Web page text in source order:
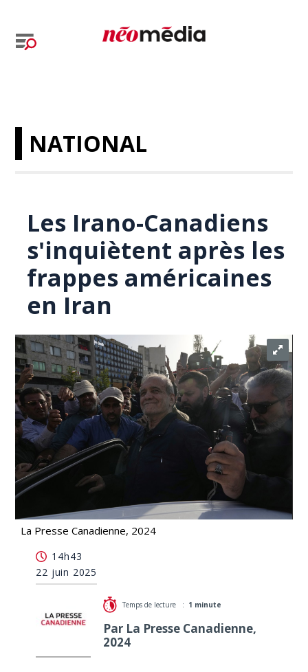
NATIONAL
Les Irano-Canadiens
s'inquiètent après les
frappes américaines
en Iran
La Presse Canadienne, 2024
américaines en Iran
14h43
22 juin 2025
Temps de lecture : 1 minute
Par La Presse Canadienne,
2024